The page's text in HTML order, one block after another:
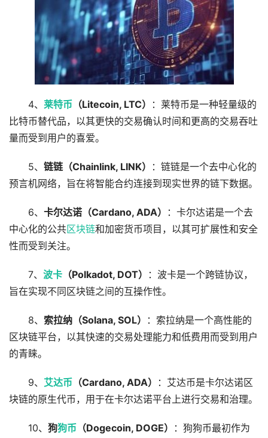
4、 莱特币（Litecoin, LTC）
：莱特币是一种轻量级的
比特币替代品，以其更快的交易确认时间和更高的交易吞吐
量而受到用户的喜爱。
5、 链链（Chainlink, LINK）
：链链是一个去中心化的
预言机网络，旨在将智能合约连接到现实世界的链下数据。
6、 卡尔达诺（Cardano, ADA）
：卡尔达诺是一个去
中心化的公共区块链和加密货币项目，以其可扩展性和安全
性而受到关注。
7、 波卡（Polkadot, DOT）
：波卡是一个跨链协议，
旨在实现不同区块链之间的互操作性。
8、 索拉纳（Solana, SOL）
：索拉纳是一个高性能的
区块链平台，以其快速的交易处理能力和低费用而受到用户
的青睐。
9、 艾达币（Cardano, ADA）
：艾达币是卡尔达诺区
块链的原生代币，用于在卡尔达诺平台上进行交易和治理。
10、 狗狗币（Dogecoin, DOGE）
：狗狗币最初作为